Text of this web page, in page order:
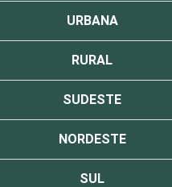
URBANA
RURAL
SUDESTE
NORDESTE
SUL